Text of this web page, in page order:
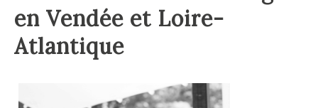
en Vendée et Loire-
Atlantique